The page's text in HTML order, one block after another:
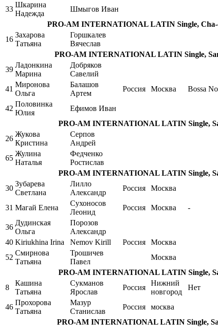
33
Шкарина
Надежда
Шмыгов Иван
PRO-AM INTERNATIONAL LATIN Single, Cha-
16
Захарова
Татьяна
Горшкалев
Вячеслав
PRO-AM INTERNATIONAL LATIN Single,
39
Ладонкина
Марина
Добряков
Савелий
41
Миронова
Ольга
Балашов
Артем
Россия Москва Bossa
42
Половинка
Юлия
Ефимов Иван
PRO-AM INTERNATIONAL LATIN Single,
26
Жукова
Кристина
Серпов
Андрей
65
Жулина
Наталья
Федченко
Ростислав
PRO-AM INTERNATIONAL LATIN Single,
30
Зубарева
Светлана
Лилло
Александр
Россия Москва
31 Магай Елена
Сухоносов
Леонид
Россия Москва -
36
Дудинская
Ольга
Порозов
Александр
40 Kiriukhina Irina Nemov Kirill Россия
Москва
52
Смирнова
Татьяна
Трошичев
Павел
Москва
PRO-AM INTERNATIONAL LATIN Single,
8
Кашина
Татьяна
Сукманов
Ярослав
Россия
Нижний
новгород
Нет
46
Прохорова
Татьяна
Мазур
Станислав
Россия
москва
PRO-AM INTERNATIONAL LATIN Single,